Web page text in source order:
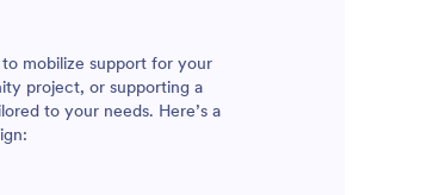
mobilize support for your
project, or supporting a
to your needs. Here’s a